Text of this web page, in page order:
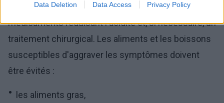
Data Deletion Data Access Privacy Policy
changements alimentaires appropriés, des
médicaments réduisant l'acidité et, si nécessaire, un
traitement chirurgical. Les aliments et les boissons
susceptibles d'aggraver les symptômes doivent
être évités :
les aliments gras,